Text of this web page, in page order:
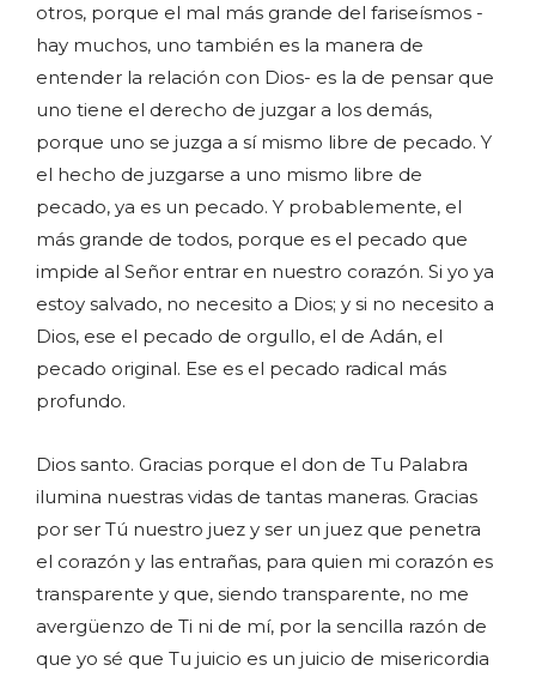
otros, porque el mal más grande del fariseísmos -
hay muchos, uno también es la manera de
entender la relación con Dios- es la de pensar que
uno tiene el derecho de juzgar a los demás,
porque uno se juzga a sí mismo libre de pecado. Y
el hecho de juzgarse a uno mismo libre de
pecado, ya es un pecado. Y probablemente, el
más grande de todos, porque es el pecado que
impide al Señor entrar en nuestro corazón. Si yo ya
estoy salvado, no necesito a Dios; y si no necesito a
Dios, ese el pecado de orgullo, el de Adán, el
pecado original. Ese es el pecado radical más
profundo.
Dios santo. Gracias porque el don de Tu Palabra
ilumina nuestras vidas de tantas maneras. Gracias
por ser Tú nuestro juez y ser un juez que penetra
el corazón y las entrañas, para quien mi corazón es
transparente y que, siendo transparente, no me
avergüenzo de Ti ni de mí, por la sencilla razón de
que yo sé que Tu juicio es un juicio de misericordia